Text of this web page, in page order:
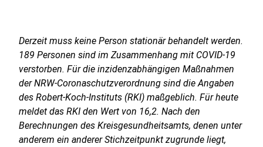
Derzeit muss keine Person stationär behandelt werden.
189 Personen sind im Zusammenhang mit COVID-19
verstorben. Für die inzidenzabhängigen Maßnahmen
der NRW-Coronaschutzverordnung sind die Angaben
des Robert-Koch-Instituts (RKI) maßgeblich. Für heute
meldet das RKI den Wert von 16,2. Nach den
Berechnungen des Kreisgesundheitsamts, denen unter
anderem ein anderer Stichzeitpunkt zugrunde liegt,